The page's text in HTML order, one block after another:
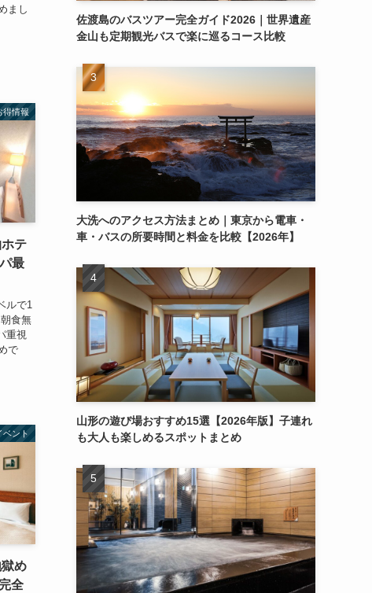
まし
得情報
テ
最
ルで1
食無
重視
で
ベント
め
全
佐渡島のバスツアー完全ガイド2026｜世界遺産
金山も定期観光バスで楽に巡るコース比較
大洗へのアクセス方法まとめ｜東京から電車・
車・バスの所要時間と料金を比較【2026年】
山形の遊び場おすすめ15選【2026年版】子連れ
も大人も楽しめるスポットまとめ